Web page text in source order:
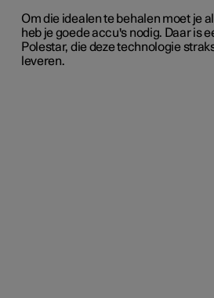
Om die idealen te behalen moet je
heb je goede accu's nodig. Daar is
Polestar, die deze technologie
leveren.